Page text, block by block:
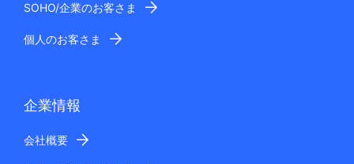
SOHO/企業のお客さま
個人のお客さま
企業情報
会社概要